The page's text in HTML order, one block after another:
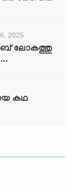
2025
ലോകത്തു
കഥ